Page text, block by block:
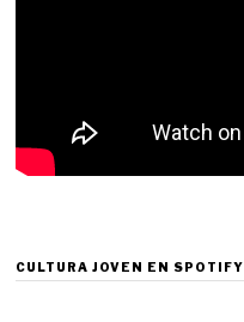
CULTURA JOVEN EN SPOTIFY